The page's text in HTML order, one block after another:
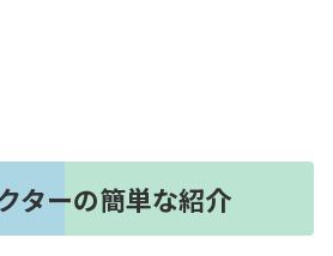
ターの簡単な紹介